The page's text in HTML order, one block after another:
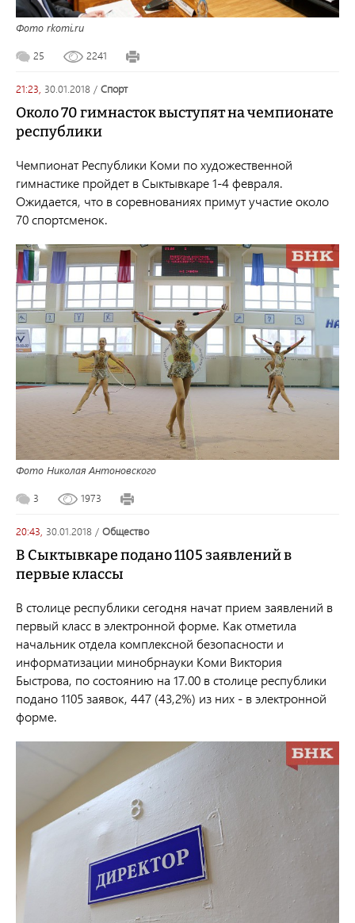
Фото rkomi.ru
25 2241
21:23, 30.01.2018 / спорт
Около 70 гимнасток выступят на чемпионате
республики
Чемпионат Республики Коми по художественной
гимнастике пройдет в Сыктывкаре 1-4 февраля.
Ожидается, что в соревнованиях примут участие около
70 спортсменок.
Фото Николая Антоновского
3 1973
20:43, 30.01.2018 / общество
В Сыктывкаре подано 1105 заявлений в
первые классы
В столице республики сегодня начат прием заявлений в
первый класс в электронной форме. Как отметила
начальник отдела комплексной безопасности и
информатизации минобрнауки Коми Виктория
Быстрова, по состоянию на 17.00 в столице республики
подано 1105 заявок, 447 (43,2%) из них - в электронной
форме.